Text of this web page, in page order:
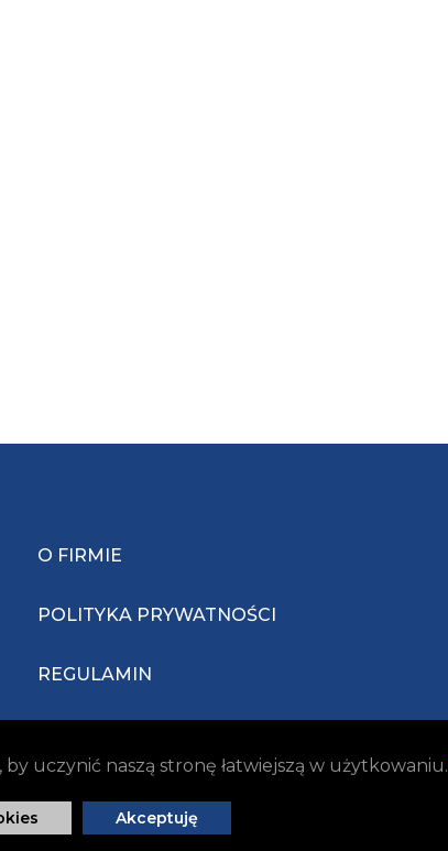
O FIRMIE
POLITYKA PRYWATNOŚCI
REGULAMIN
uczynić naszą stronę łatwiejszą w użytkowaniu.
Akceptuję